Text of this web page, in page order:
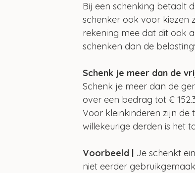
Bij een schenking betaalt
schenker ook voor kiezen
rekening mee dat dit ook
schenken dan de
Schenk je meer dan de
Schenk je meer dan de
over een bedrag tot €
Voor kleinkinderen zijn de
willekeurige derden is het
Voorbeeld | Je schenkt
niet eerder